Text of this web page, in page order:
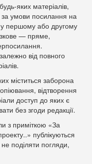
яких матеріалів,
за умови посилання на
першому або другому
— пряме,
від повного
міститься заборона
відтворення
доступ до яких є
без згоди редакції.
з приміткою «За
публікуються
поділяти погляди,